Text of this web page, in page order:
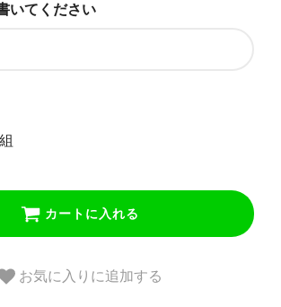
てください
組
カートに入れる
お気に入りに追加する